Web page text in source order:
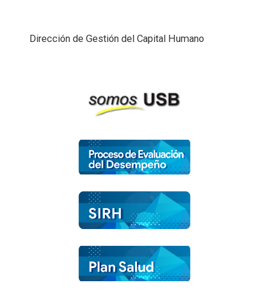
Dirección de Gestión del Capital Humano